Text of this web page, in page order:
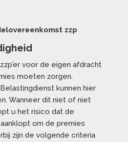
zzp
voor de eigen afdracht
moeten zorgen.
kunnen hier
Wanneer dit niet of niet
u het risico dat de
om de premies
zijn de volgende criteria